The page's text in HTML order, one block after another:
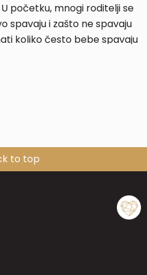
početku, mnogi roditelji se
spavaju i zašto ne spavaju
koliko često bebe spavaju
to top